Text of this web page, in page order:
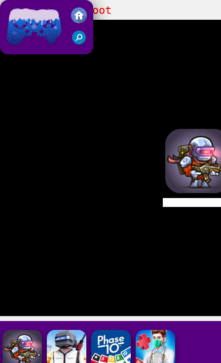
Juegos Friv 2018
Zombotron Re-Boot